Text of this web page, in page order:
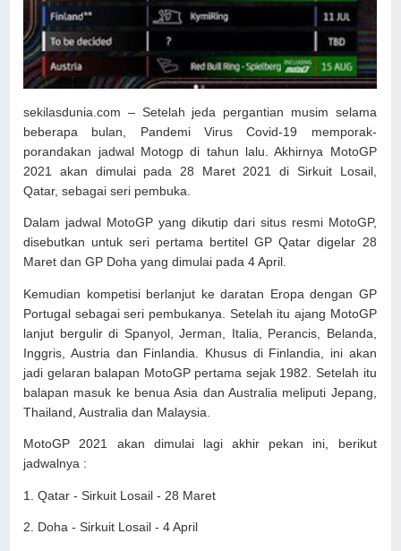
sekilasdunia.com – Setelah jeda pergantian musim selama
beberapa bulan, Pandemi Virus Covid-19 memporak-
porandakan jadwal Motogp di tahun lalu. Akhirnya MotoGP
2021 akan dimulai pada 28 Maret 2021 di Sirkuit Losail,
Qatar, sebagai seri pembuka.
Dalam jadwal MotoGP yang dikutip dari situs resmi MotoGP,
disebutkan untuk seri pertama bertitel GP Qatar digelar 28
Maret dan GP Doha yang dimulai pada 4 April.
Kemudian kompetisi berlanjut ke daratan Eropa dengan GP
Portugal sebagai seri pembukanya. Setelah itu ajang MotoGP
lanjut bergulir di Spanyol, Jerman, Italia, Perancis, Belanda,
Inggris, Austria dan Finlandia. Khusus di Finlandia, ini akan
jadi gelaran balapan MotoGP pertama sejak 1982. Setelah itu
balapan masuk ke benua Asia dan Australia meliputi Jepang,
Thailand, Australia dan Malaysia.
MotoGP 2021 akan dimulai lagi akhir pekan ini, berikut
jadwalnya :
1. Qatar - Sirkuit Losail - 28 Maret
2. Doha - Sirkuit Losail - 4 April